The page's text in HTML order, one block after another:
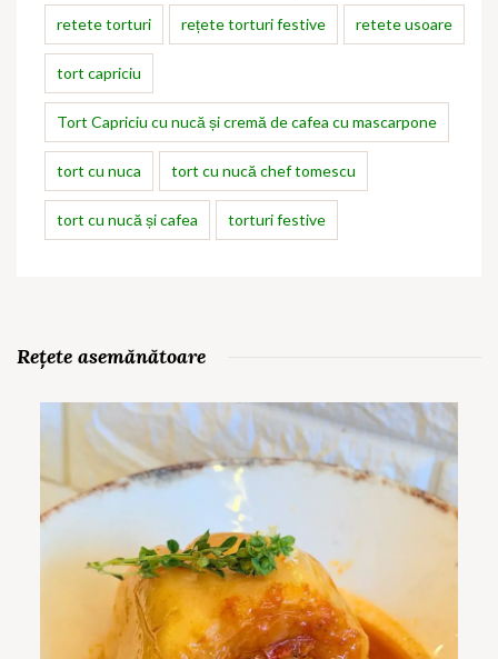
retete torturi rețete torturi festive retete usoare
tort capriciu
Tort Capriciu cu nucă și cremă de cafea cu mascarpone
tort cu nuca tort cu nucă chef tomescu
tort cu nucă și cafea torturi festive
Rețete asemănătoare